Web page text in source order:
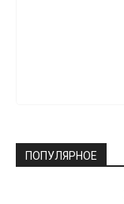
ПОПУЛЯРНОЕ